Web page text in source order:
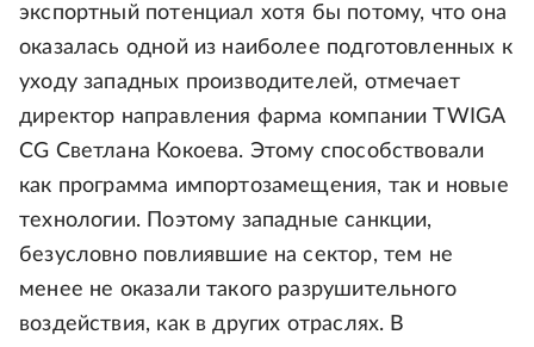
экспортный потенциал хотя бы потому, что она
оказалась одной из наиболее подготовленных к
уходу западных производителей, отмечает
директор направления фарма компании TWIGA
CG Светлана Кокоева. Этому способствовали
как программа импортозамещения, так и новые
технологии. Поэтому западные санкции,
безусловно повлиявшие на сектор, тем не
менее не оказали такого разрушительного
воздействия, как в других отраслях. В